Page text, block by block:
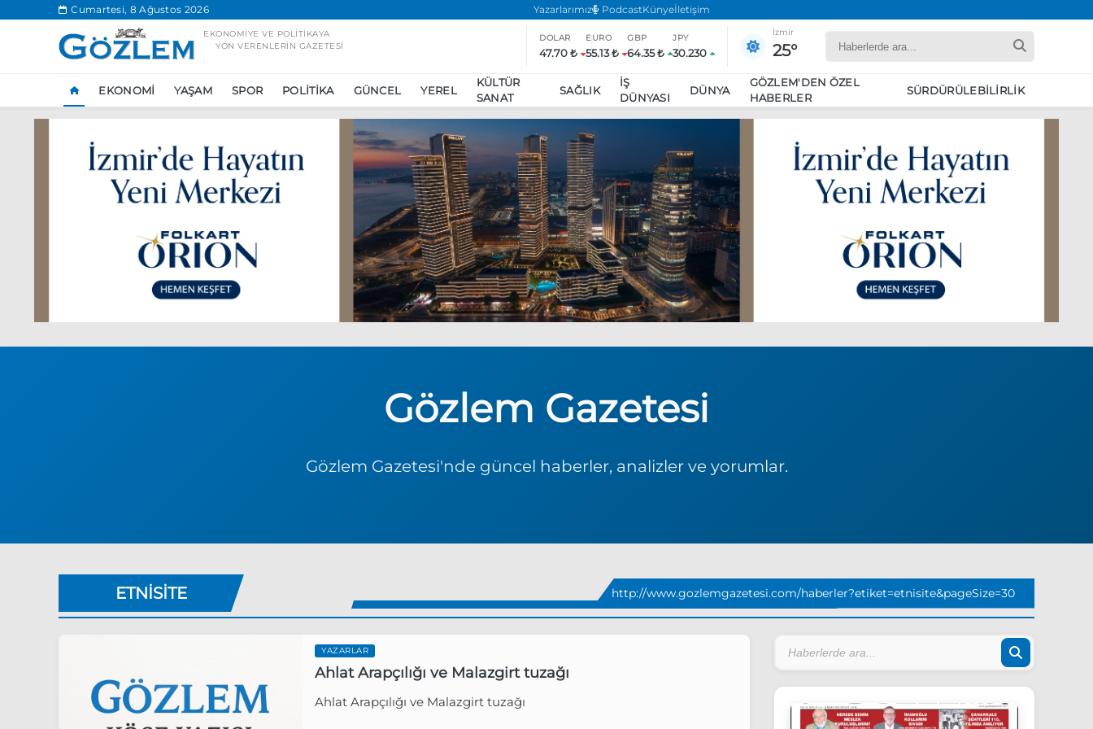
Cumartesi, 8 Ağustos 2026 Yazarlarımız PodcastKünyeİletişim
EKONOMIYE VE POLITIKAYA
YÖN VERENLERIN GAZETESI
DOLAR
47.70 ₺
EURO
55.13 ₺
GBP
64.35 ₺
JPY
30.230
İzmir
25°
EKONOMI YAŞAM SPOR POLITIKA GÜNCEL YEREL
KÜLTÜR
SANAT
SAĞLIK
İŞ
DÜNYASI
DÜNYA
GÖZLEM'DEN ÖZEL
HABERLER
SÜRDÜRÜLEBILIRLIK
Ankara’da eylem yasağı uzatıldı
Özgür Özel, Ekrem İmamoğlu’nu ziyaret edecek
Ünlü çift bir etkinliğe daha katılmama kararı aldı
Boykot
Gözlem Gazetesi
Gözlem Gazetesi'nde güncel haberler, analizler ve yorumlar.
ETNISITE http://www.gozlemgazetesi.com/haberler?etiket=etnisite&pageSize=30
YAZARLAR
Ahlat Arapçılığı ve Malazgirt tuzağı
Ahlat Arapçılığı ve Malazgirt tuzağı